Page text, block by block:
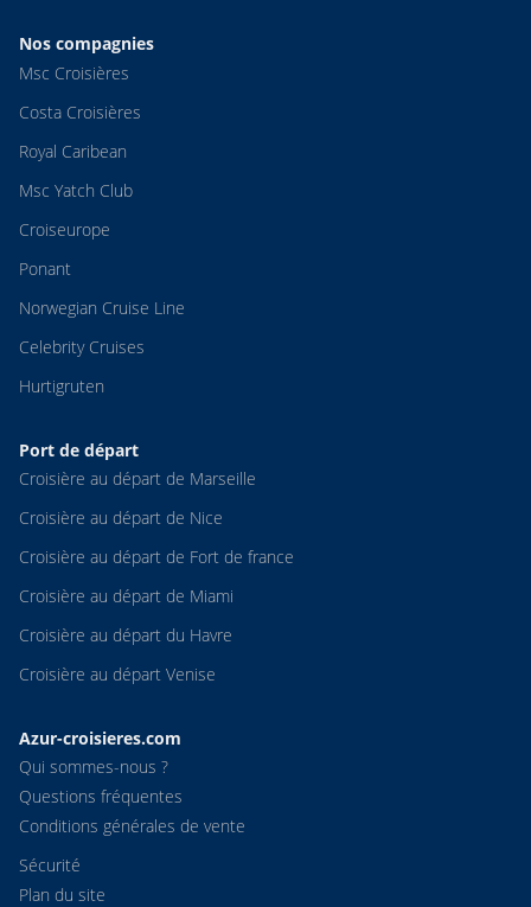
Nos compagnies
Msc Croisières
Costa Croisières
Royal Caribean
Msc Yatch Club
Croiseurope
Ponant
Norwegian Cruise Line
Celebrity Cruises
Hurtigruten
Port de départ
Croisière au départ de Marseille
Croisière au départ de Nice
Croisière au départ de Fort de france
Croisière au départ de Miami
Croisière au départ du Havre
Croisière au départ Venise
Azur-croisieres.com
Qui sommes-nous ?
Questions fréquentes
Conditions générales de vente
Sécurité
Plan du site